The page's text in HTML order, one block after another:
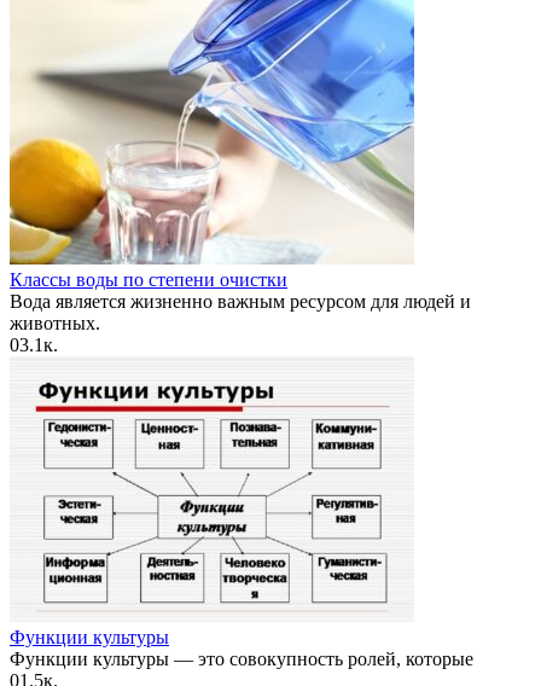
Классы воды по степени очистки
Вода является жизненно важным ресурсом для людей и
животных.
03.1к.
Функции культуры
Функции культуры — это совокупность ролей, которые
01.5к.